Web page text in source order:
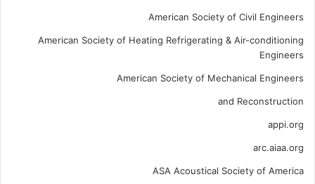
American Society of Civil Engineers
American Society of Heating Refrigerating & Air-conditioning
Engineers
American Society of Mechanical Engineers
and Reconstruction
appi.org
arc.aiaa.org
ASA Acoustical Society of America